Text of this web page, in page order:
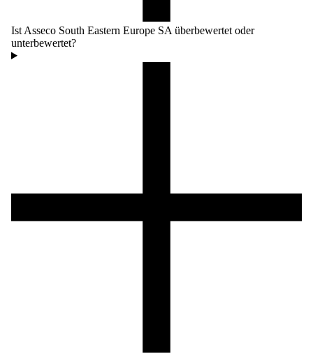
Ist Asseco South Eastern Europe SA überbewertet oder
unterbewertet?